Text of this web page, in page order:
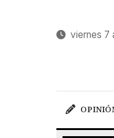
viernes 7